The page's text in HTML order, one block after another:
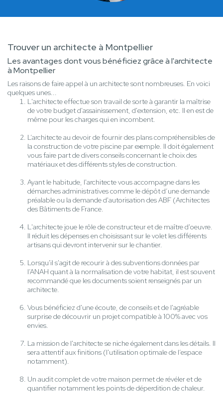
Trouver un architecte à Montpellier
Les avantages dont vous bénéficiez grâce à l'architecte
à Montpellier
Les raisons de faire appel à un architecte sont nombreuses. En voici
quelques unes...
L'architecte effectue son travail de sorte à garantir la maîtrise
de votre budget d'assainissement, d'extension, etc. Il en est de
même pour les charges qui en incombent.
L’architecte au devoir de fournir des plans compréhensibles de
la construction de votre piscine par exemple. Il doit également
vous faire part de divers conseils concernant le choix des
matériaux et des différents styles de construction.
Ayant le habitude, l'architecte vous accompagne dans les
démarches administratives comme le dépôt d’une demande
préalable ou la demande d'autorisation des ABF (Architectes
des Bâtiments de France.
L'architecte joue le rôle de constructeur et de maître d'oeuvre.
Il réduit les dépenses en choisissant sur le volet les différents
artisans qui devront intervenir sur le chantier.
Lorsqu'il s'agit de recourir à des subventions données par
l’ANAH quant à la normalisation de votre habitat, il est souvent
recommandé que les documents soient renseignés par un
architecte.
Vous bénéficiez d'une écoute, de conseils et de l'agréable
surprise de découvrir un projet compatible à 100% avec vos
envies.
La mission de l'architecte se niche également dans les détails. Il
sera attentif aux finitions (l'utilisation optimale de l’espace
notamment).
Un audit complet de votre maison permet de révéler et de
quantifier notamment les points de déperdition de chaleur.